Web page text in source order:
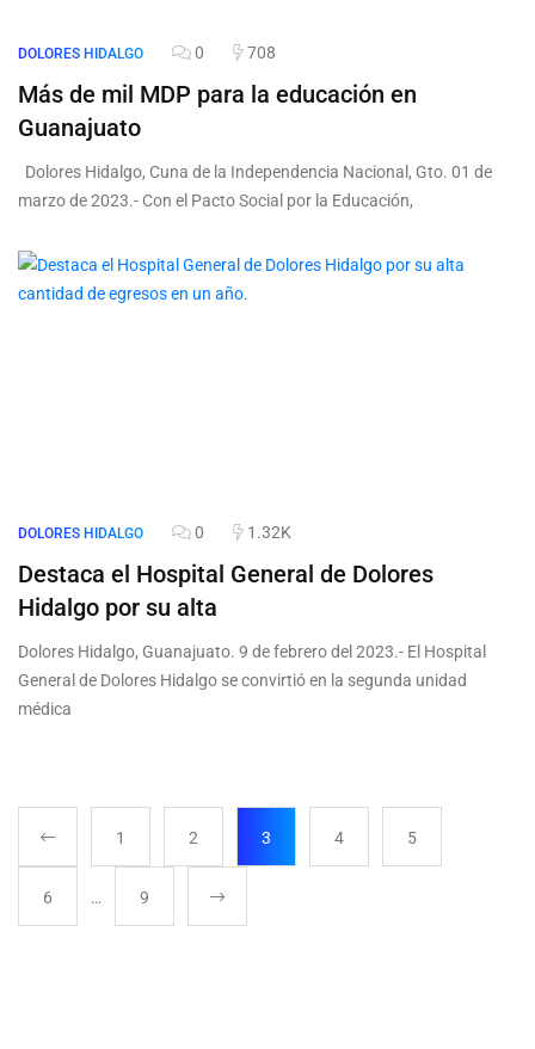
DOLORES HIDALGO 0 708
Más de mil MDP para la educación en
Guanajuato
Dolores Hidalgo, Cuna de la Independencia Nacional, Gto. 01 de
marzo de 2023.- Con el Pacto Social por la Educación,
DOLORES HIDALGO 0 1.32K
Destaca el Hospital General de Dolores
Hidalgo por su alta
Dolores Hidalgo, Guanajuato. 9 de febrero del 2023.- El Hospital
General de Dolores Hidalgo se convirtió en la segunda unidad
médica
1 2 3 4 5
6 … 9